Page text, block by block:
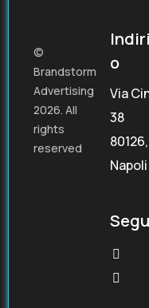
©
Brandstorm
Advertising
2026. All
rights
reserved
o
Via
38
80126,
Napoli